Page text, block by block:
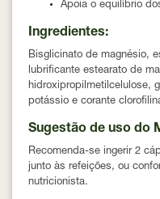
Apoia o equilíbrio
Ingredientes:
Bisglicinato de magnésio,
lubrificante estearato de
hidroxipropilmetilcelulose,
potássio e corante
Sugestão de uso do
Recomenda-se ingerir 2
junto às refeições, ou
nutricionista.